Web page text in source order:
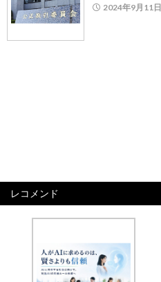
2024年9月11日
レコメンド